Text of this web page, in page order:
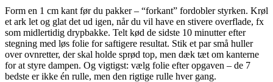
Form en 1 cm kant før du pakker – “forkant” fordobler styrken. Krøl
et ark let og glat det ud igen, når du vil have en stivere overflade, fx
som midlertidig drypbakke. Telt kød de sidste 10 minutter efter
stegning med løs folie for saftigere resultat. Stik et par små huller
over ovnretter, der skal holde sprød top, men dæk tæt om kanterne
for at styre dampen. Og vigtigst: vælg folie efter opgaven – de 7
bedste er ikke én rulle, men den rigtige rulle hver gang.